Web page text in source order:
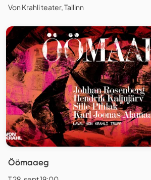
Von Krahli teater, Tallinn
Öömaaeg